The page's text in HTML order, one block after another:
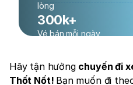
lòng
300k+
Vé bán mỗi ngày
Hãy tận hưởng chuyến đi
Thốt Nốt! Bạn muốn đi